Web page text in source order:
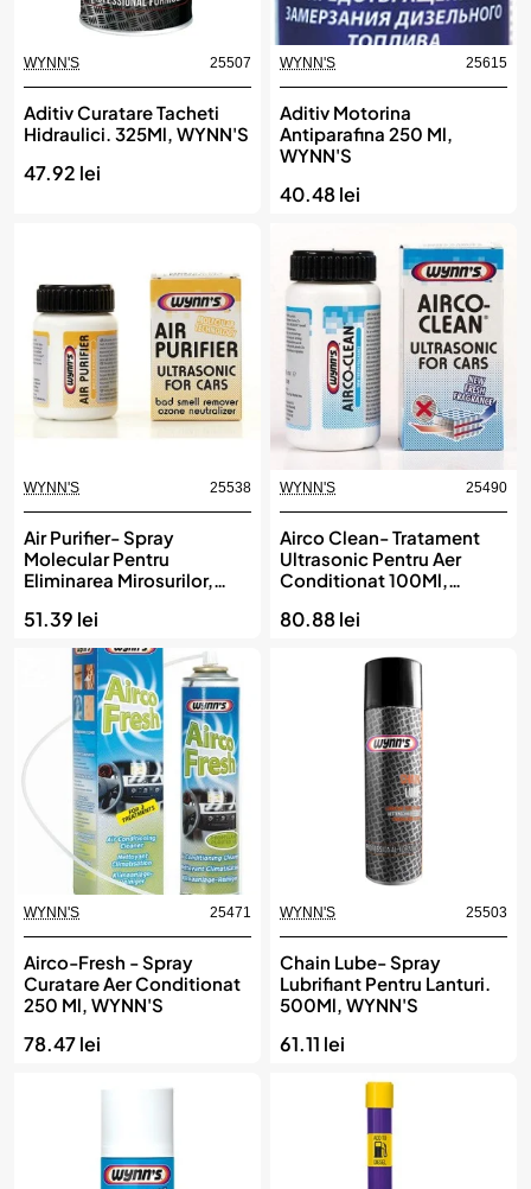
WYNN'S 25507
Aditiv Curatare Tacheti
Hidraulici. 325Ml, WYNN'S
47.92 lei
WYNN'S 25615
Aditiv Motorina
Antiparafina 250 Ml,
WYNN'S
40.48 lei
WYNN'S 25538
Air Purifier- Spray
Molecular Pentru
Eliminarea Mirosurilor,
51.39 lei
WYNN'S 25490
Airco Clean- Tratament
Ultrasonic Pentru Aer
Conditionat 100Ml,
80.88 lei
WYNN'S 25471
Airco-Fresh - Spray
Curatare Aer Conditionat
250 Ml, WYNN'S
78.47 lei
WYNN'S 25503
Chain Lube- Spray
Lubrifiant Pentru Lanturi.
500Ml, WYNN'S
61.11 lei